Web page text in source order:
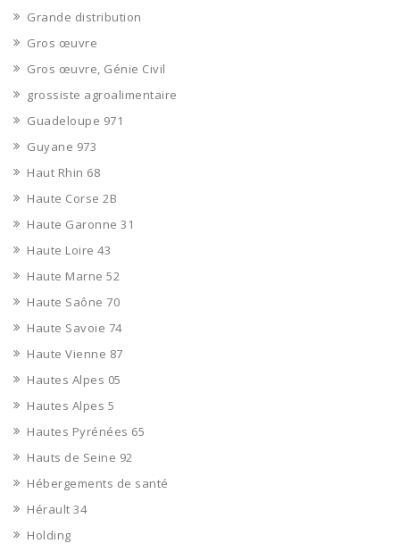
Grande distribution
Gros œuvre
Gros œuvre, Génie Civil
grossiste agroalimentaire
Guadeloupe 971
Guyane 973
Haut Rhin 68
Haute Corse 2B
Haute Garonne 31
Haute Loire 43
Haute Marne 52
Haute Saône 70
Haute Savoie 74
Haute Vienne 87
Hautes Alpes 05
Hautes Alpes 5
Hautes Pyrénées 65
Hauts de Seine 92
Hébergements de santé
Hérault 34
Holding